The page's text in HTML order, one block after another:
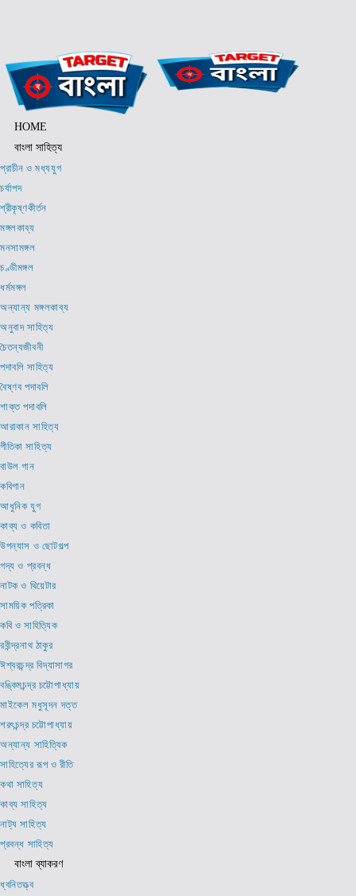
HOME
বাংলা সাহিত্য
প্রাচীন ও মধ্যযুগ
চর্যাপদ
শ্রীকৃষ্ণকীর্তন
মঙ্গলকাব্য
মনসামঙ্গল
চণ্ডীমঙ্গল
ধর্মমঙ্গল
অন্যান্য মঙ্গলকাব্য
অনুবাদ সাহিত্য
চৈতন্যজীবনী
পদাবলি সাহিত্য
বৈষ্ণব পদাবলি
শাক্ত পদাবলি
আরাকান সাহিত্য
গীতিকা সাহিত্য
বাউল গান
কবিগান
আধুনিক যুগ
কাব্য ও কবিতা
উপন্যাস ও ছোটগল্প
গদ্য ও প্রবন্ধ
নাটক ও থিয়েটার
সাময়িক পত্রিকা
কবি ও সাহিত্যিক
রবীন্দ্রনাথ ঠাকুর
ঈশ্বরচন্দ্র বিদ্যাসাগর
বঙ্কিমচন্দ্র চট্টোপাধ্যায়
মাইকেল মধুসূদন দত্ত
শরৎচন্দ্র চট্টোপাধ্যায়
অন্যান্য সাহিত্যিক
সাহিত্যের রূপ ও রীতি
কথা সাহিত্য
কাব্য সাহিত্য
নাট্য সাহিত্য
প্রবন্ধ সাহিত্য
বাংলা ব্যাকরণ
ধ্বনিতত্ত্ব